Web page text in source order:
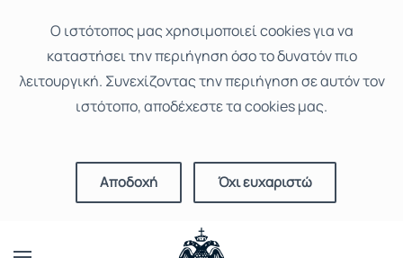
Ο ιστότοπoς μας χρησιμοποιεί cookies για να
καταστήσει την περιήγηση όσο το δυνατόν πιο
λειτουργική. Συνεχίζοντας την περιήγηση σε αυτόν τον
ιστότοπο, αποδέχεστε τα cookies μας.
Αποδοχή Όχι ευχαριστώ